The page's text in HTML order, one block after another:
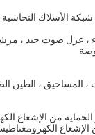
الأسلاك النحاسية
، عزل صوت جيد ،
المساحيق ، الطين
الإشعاع